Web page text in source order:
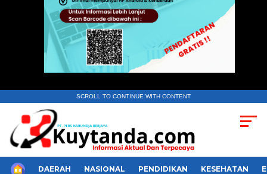
SCROLL TO CONTINUE WITH CONTENT
HOMEDAERAH NASIONAL PENDIDIKAN KESEHATAN